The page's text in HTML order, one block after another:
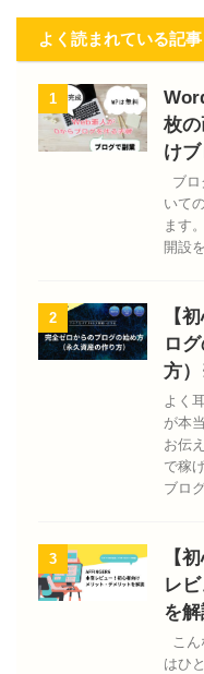
よく読まれている記事
1
枚
けブ
ブロ
いて
ます
開設
2
【
ロ
方
よく
が本
お伝
で稼
ブロ
3
【
レ
を
こ
はひ